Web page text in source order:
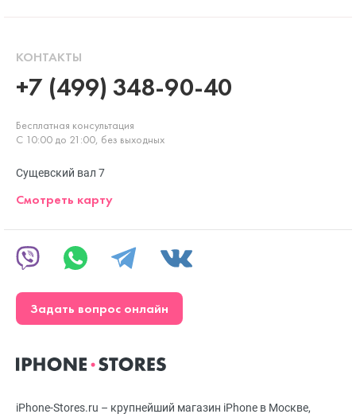
iPhone-Stores.ru – крупнейший магазин iPhone в Москве,
КОНТАКТЫ
+7 (499) 348-90-40
Бесплатная консультация
С 10:00 до 21:00, без выходных
Сущевский вал 7
Смотреть карту
Задать вопрос онлайн